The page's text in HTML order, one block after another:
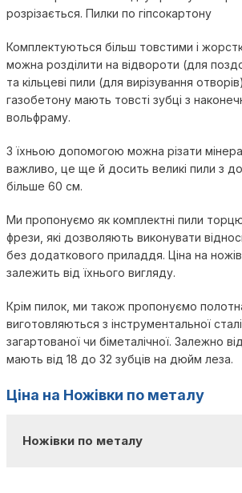
розрізається. Пилки по гіпсокартону
Комплектуються більш товстими і
можна розділити на відвороти (для
та кільцеві пили (для вирізування
газобетону мають товсті зубці з
вольфраму.
З їхньою допомогою можна різати
важливо, це ще й досить великі пили з
більше 60 см.
Ми пропонуємо як комплектні пили
фрези, які дозволяють виконувати
без додаткового приладдя. Ціна на
залежить від їхнього вигляду.
Крім пилок, ми також пропонуємо
виготовляються з інструментальної
загартованої чи біметалічної. Залежно
мають від 18 до 32 зубців на дюйм леза.
Ціна на Ножівки по металу
Ножівки по металу